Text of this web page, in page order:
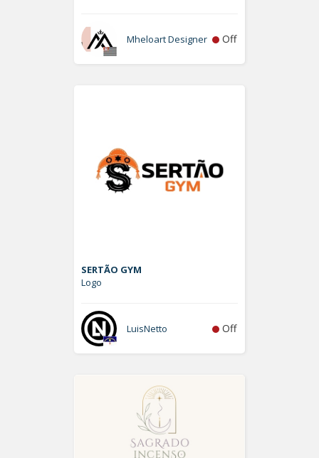
Mheloart Designer Off
SERTÃO GYM
Logo
LuisNetto Off